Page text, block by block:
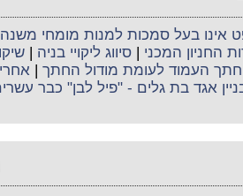
בעל סמכות למנות מומחי משנה
החניון המכני | סיווג ליקויי בניה |
העמוד לעומת מודול החתך |
אגד בת גלים - "פיל לבן" כבר